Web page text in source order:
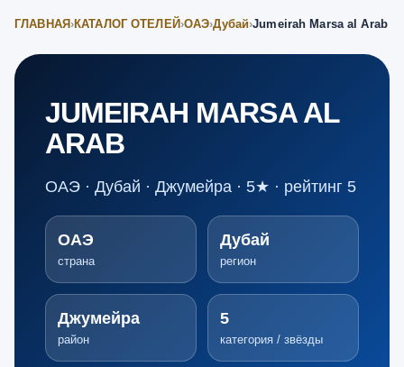
ГЛАВНАЯ ›КАТАЛОГ ОТЕЛЕЙ ›ОАЭ›Дубай›Jumeirah Marsa al Arab
JUMEIRAH MARSA AL
ARAB
ОАЭ · Дубай · Джумейра · 5★ · рейтинг 5
ОАЭ
страна
Дубай
регион
Джумейра
район
5
категория / звёзды